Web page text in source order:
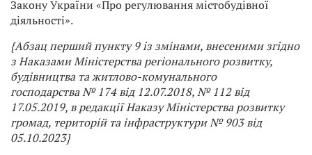
Закону України «Про регулювання містобудівної
діяльності».
{Абзац перший пункту 9 із змінами, внесеними згідно
з Наказами Міністерства регіонального розвитку,
будівництва та житлово-комунального
господарства№ 174 від 12.07.2018, № 112 від
17.05.2019,в редакціїНаказу Міністерства розвитку
громад, територій та інфраструктури№ 903 від
05.10.2023}